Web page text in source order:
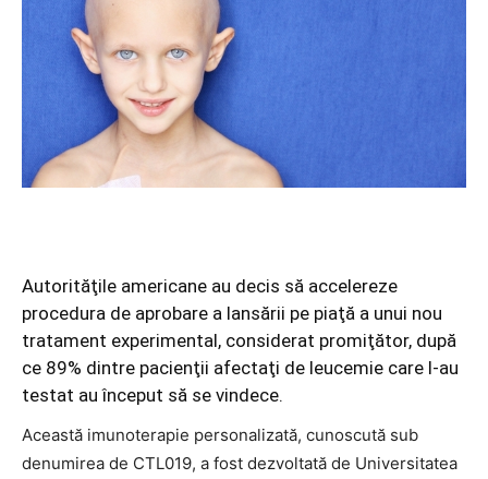
Autorităţile americane au decis să accelereze
procedura de aprobare a lansării pe piaţă a unui nou
tratament experimental, considerat promiţător, după
ce 89% dintre pacienţii afectaţi de leucemie care l-au
testat au început să se vindece.
Această imunoterapie personalizată, cunoscută sub
denumirea de CTL019, a fost dezvoltată de Universitatea